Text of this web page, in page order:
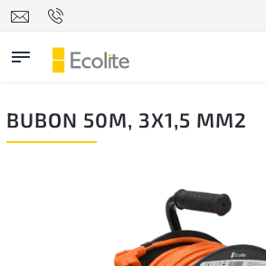
BUBON 50M, 3X1,5 MM2